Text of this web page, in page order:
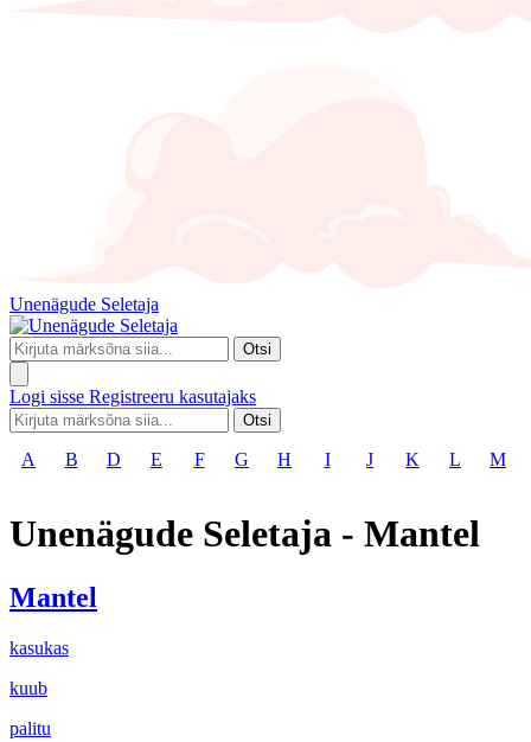
Unenägude Seletaja
Otsi
Logi sisse Registreeru kasutajaks
Otsi
A B D E F G H I J K L M
Unenägude Seletaja - Mantel
Mantel
kasukas
kuub
palitu